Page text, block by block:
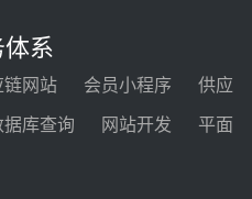
格尔木项目蒸汽发生系统
安装公司赴京洽谈，深化
州光热项目战略合作
系
网站 会员小程序
供应
库查询 网站开发
平面